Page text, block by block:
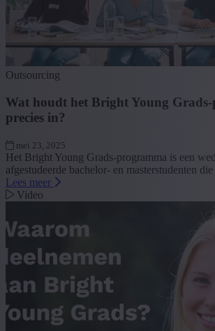
Outsourcing
Wat houdt het Bright Young
precies in?
mei 23, 2025
Het Bright Young Grads-programma is een
afgestudeerde bachelor- en masterstudenten
Lees meer
Video